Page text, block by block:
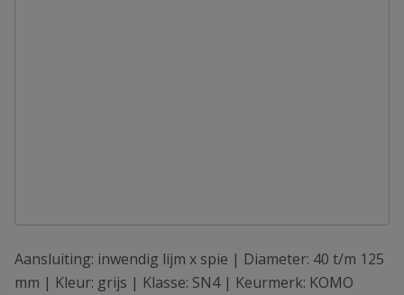
Aansluiting: inwendig lijm x spie | Diameter: 40 t/m 125
mm | Kleur: grijs | Klasse: SN4 | Keurmerk: KOMO